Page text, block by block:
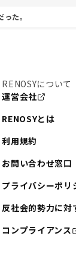
た。
RENOSYについて
運営会社
RENOSYとは
利用規約
お問い合わせ窓口
プライバシーポリ
反社会的勢力に対
コンプライアンス